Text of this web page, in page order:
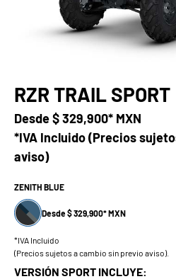
RZR TRAIL SPORT
Desde$ 329,900* MXN
*IVA Incluido (Precios
aviso)
ZENITH BLUE
Desde $ 329,900* MXN
*IVA Incluido
(Precios sujetos a cambio sin previo aviso).
VERSIÓN SPORT INCLUYE: